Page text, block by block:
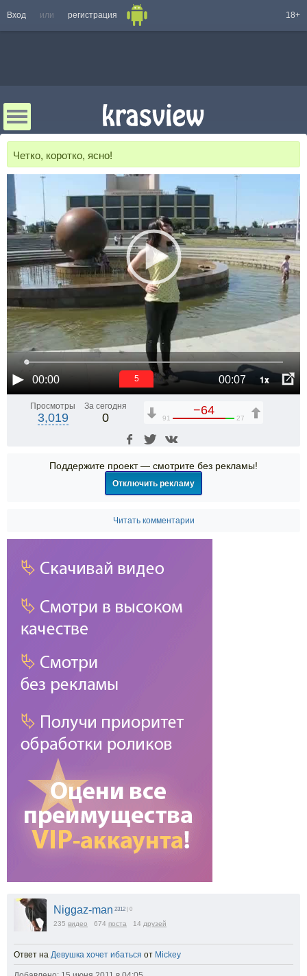
Вход или регистрация 18+
Четко, коротко, ясно!
00:00 00:07 1x
5
Просмотры
3,019
За сегодня
0
−64
91 27
Поддержите проект — смотрите без рекламы!
Отключить рекламу
Читать комментарии
Niggaz-man 2312 | 0
235 видео 674 поста 14 друзей
Ответ на Девушка хочет ибаться от Mickey